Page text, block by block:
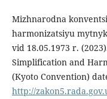
Mizhnarodna
harmonizatsiyu
vid 18.05.1973 r.
Simplification and
(Kyoto Convention)
http://